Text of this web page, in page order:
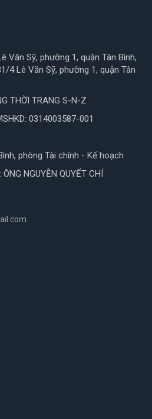
Văn Sỹ, phường 1, quận Tân Bình,
4 Lê Văn Sỹ, phường 1, quận Tân
THỜI TRANG S-N-Z
0314003587-001
phòng Tài chính - Kế hoạch
NGUYỄN QUYẾT CHÍ